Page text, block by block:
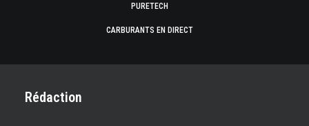
PURETECH
CARBURANTS EN DIRECT
Rédaction